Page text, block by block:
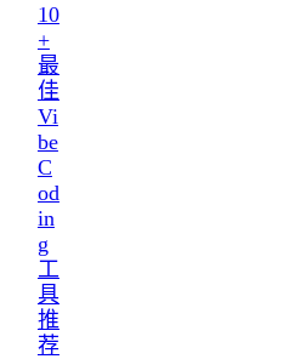
10
+
最
佳
Vi
be
C
od
in
g
工
具
推
荐